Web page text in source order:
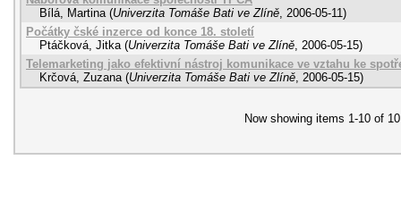
Bílá, Martina (Univerzita Tomáše Bati ve Zlíně, 2006-05-11)
Počátky čské inzerce od konce 18. století
Ptáčková, Jitka (Univerzita Tomáše Bati ve Zlíně, 2006-05-15)
Telemarketing jako efektivní nástroj komunikace ve vztahu ke
Krčová, Zuzana (Univerzita Tomáše Bati ve Zlíně, 2006-05-15)
Now showing items 1-10 of 10